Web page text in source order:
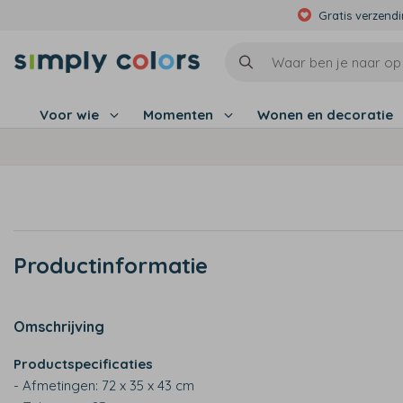
Gratis
Voor wie Momenten Wonen en decoratie
Productinformatie
Omschrijving
Productspecificaties
- Afmetingen: 72 x 35 x 43 cm